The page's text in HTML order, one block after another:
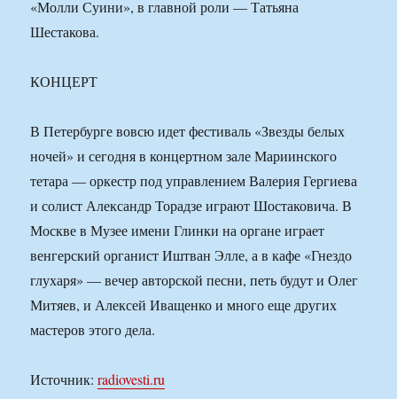
«Молли Суини», в главной роли — Татьяна
Шестакова.
КОНЦЕРТ
В Петербурге вовсю идет фестиваль «Звезды белых
ночей» и сегодня в концертном зале Мариинского
тетара — оркестр под управлением Валерия Гергиева
и солист Александр Торадзе играют Шостаковича. В
Москве в Музее имени Глинки на органе играет
венгерский органист Иштван Элле, а в кафе «Гнездо
глухаря» — вечер авторской песни, петь будут и Олег
Митяев, и Алексей Иващенко и много еще других
мастеров этого дела.
Источник:radiovesti.ru